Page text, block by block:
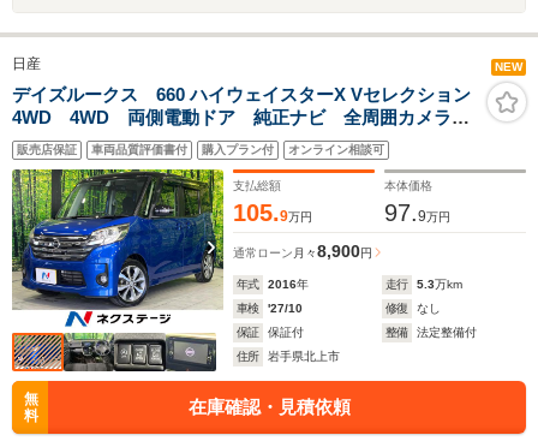
日産 NEW
デイズルークス 660 ハイウェイスターX Vセレクション
4WD 4WD 両側電動ドア 純正ナビ 全周囲カメラ
エマージェンシーブレーキ 禁煙車 スマートキー HID
ヘッド ETC フルセグ 純正15インチアルミ オート
エアコン Bluetooth DVD再生
販売店保証 車両品質評価書付 購入プラン付 オンライン相談可
支払総額
105.9万円
本体価格
97.9万円
通常ローン 月々8,900円
年式 2016年 走行 5.3万km
車検
'27/10 修復
なし
保証
保証付 整備
法定整備付
住所
岩手県北上市
無
料
在庫確認・見積依頼